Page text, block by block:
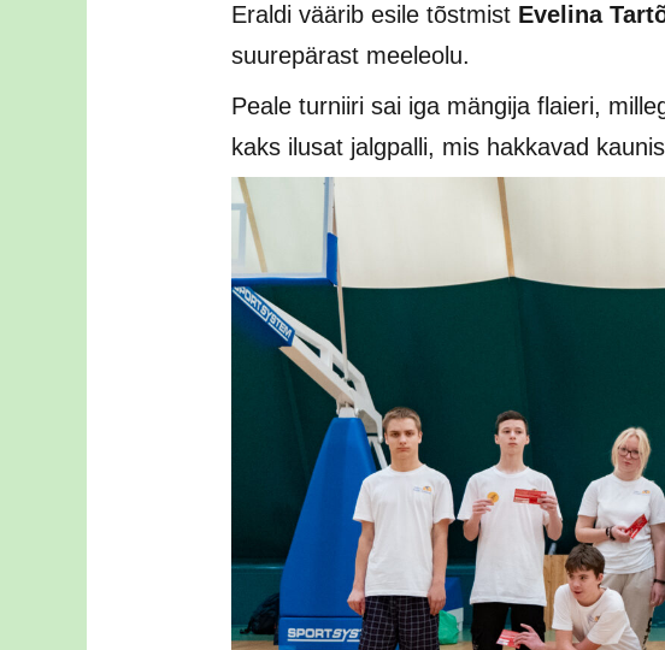
Eraldi väärib esile tõstmist Evelina
suurepärast meeleolu.
Peale turniiri sai iga mängija flaieri,
kaks ilusat jalgpalli, mis hakkavad